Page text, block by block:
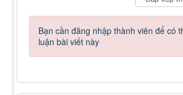
Bạn cần đăng nhập thành viên để có
luận bài viết này